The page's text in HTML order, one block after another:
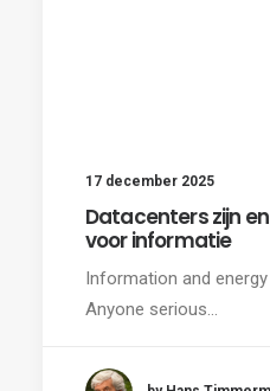
17 december 2025
Datacenters zijn
voor informatie
Information and
Anyone serious…